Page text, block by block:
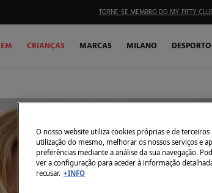
TORNE-SE MEMBRO DO MY FIFTY
CRIANÇAS MARCAS MILANO DESPORTO
O nosso website utiliza cookies próprias e de
utilização do mesmo, melhorar os nossos serviços e
preferências mediante a análise da sua navegação.
ver a configuração para aceder à informação
recusar. +INFO